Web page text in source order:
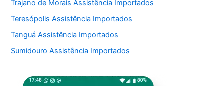
Trajano de Morais Assistência Importados
Teresópolis Assistência Importados
Tanguá Assistência Importados
Sumidouro Assistência Importados